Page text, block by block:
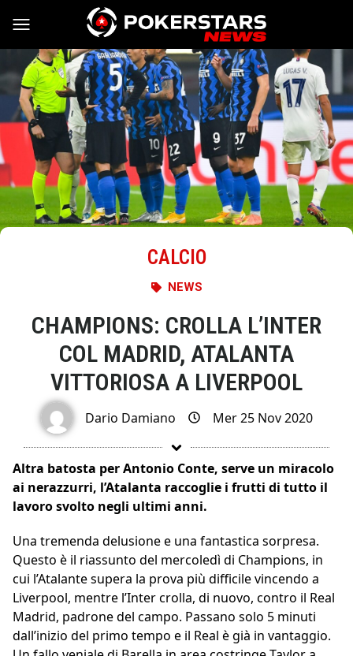
Vai al contenuto
CALCIO
NEWS
CHAMPIONS: CROLLA L’INTER
COL MADRID, ATALANTA
VITTORIOSA A LIVERPOOL
Dario Damiano Mer 25 Nov 2020
Altra batosta per Antonio Conte, serve un miracolo
ai nerazzurri, l’Atalanta raccoglie i frutti di tutto il
lavoro svolto negli ultimi anni.
Una tremenda delusione e una fantastica sorpresa.
Questo è il riassunto del mercoledì di Champions, in
cui l’Atalante supera la prova più difficile vincendo a
Liverpool, mentre l’Inter crolla, di nuovo, contro il Real
Madrid, padrone del campo. Passano solo 5 minuti
dall’inizio del primo tempo e il Real è già in vantaggio.